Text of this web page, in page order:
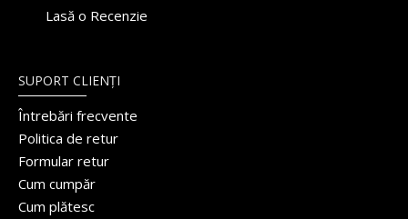
Lasă o Recenzie
SUPORT CLIENȚI
Întrebări frecvente
Politica de retur
Formular retur
Cum cumpăr
Cum plătesc